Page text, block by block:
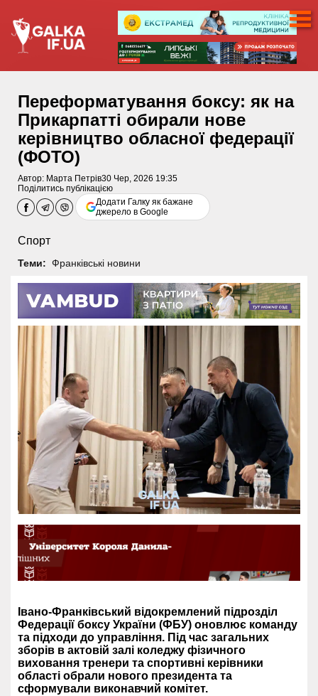
Переформатування боксу: як на
Прикарпатті обирали нове
керівництво обласної федерації
(ФОТО)
Автор: Марта Петрів30 Чер, 2026 19:35
Поділитись публікацією
Додати Галку як бажане
джерело в Google
Спорт
Теми: Франківські новини
Івано-Франківський відокремлений підрозділ
Федерації боксу України (ФБУ) оновлює команду
та підходи до управління. Під час загальних
зборів в актовій залі коледжу фізичного
виховання тренери та спортивні керівники
області обрали нового президента та
сформували виконавчий комітет.